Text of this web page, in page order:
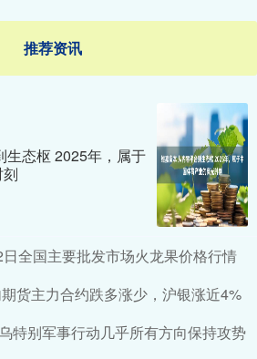
推荐资讯
生态枢 2025年，属于
全国主要批发市场火龙果价格行情
货主力合约跌多涨少，沪银涨近4%
特别军事行动几乎所有方向保持攻势